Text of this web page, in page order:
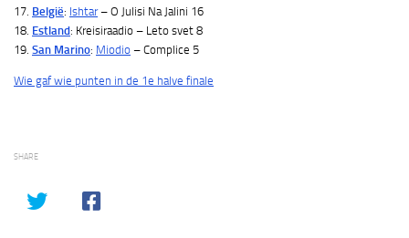
17. België: Ishtar– O Julisi Na Jalini 16
18. Estland: Kreisiraadio – Leto svet 8
19. San Marino: Miodio – Complice 5
Wie gaf wie punten in de 1e halve finale
SHARE